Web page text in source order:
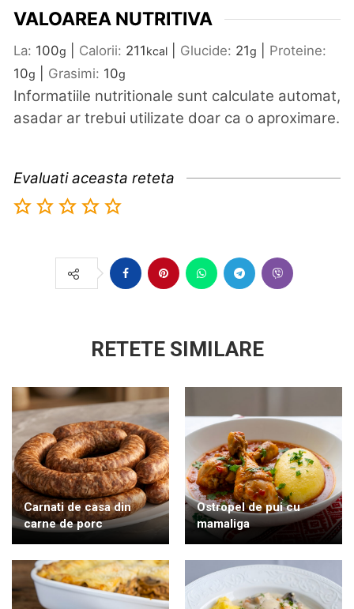
VALOAREA NUTRITIVA
La: 100g Calorii: 211kcal Glucide: 21g
Proteine:
10g Grasimi: 10g
Informatiile nutritionale sunt calculate automat,
asadar ar trebui utilizate doar ca o aproximare.
Evaluati aceasta reteta
RETETE SIMILARE
Carnati de casa din
carne de porc
Ostropel de pui cu
mamaliga